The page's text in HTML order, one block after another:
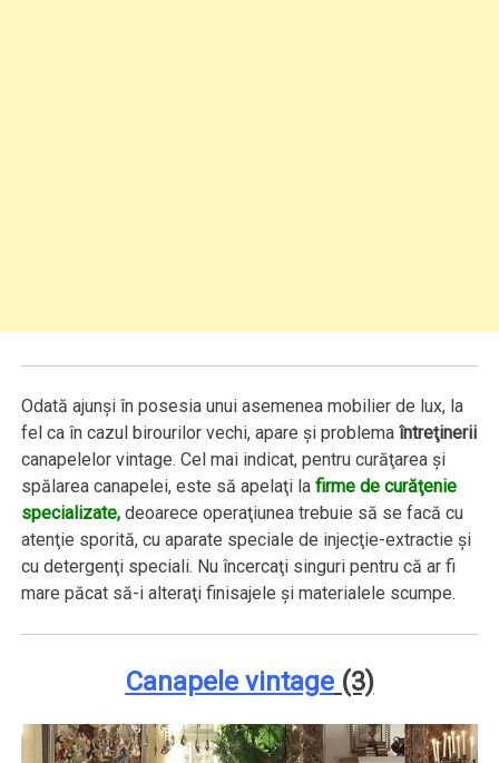
Odată ajunşi în posesia unui asemenea mobilier de lux, la
fel ca în cazul birourilor vechi, apare şi problemaîntreţinerii
canapelelor vintage. Cel mai indicat, pentru curăţarea şi
spălarea canapelei, este să apelaţi lafirme de curăţenie
specializate, deoarece operaţiunea trebuie să se facă cu
atenţie sporită, cu aparate speciale de injecţie-extractie şi
cu detergenţi speciali. Nu încercaţi singuri pentru că ar fi
mare păcat să-i alteraţi finisajele şi materialele scumpe.
Canapele vintage(3)